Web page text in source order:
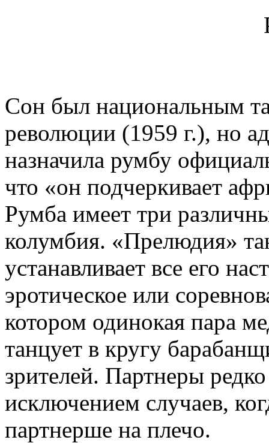
Сон был национальным
революции (1959 г.), но
назначила румбу
что «он подчеркивает
Румба имеет три
колумбия. «Прелюдия»
устанавливает все его
эротическое или
котором одинокая пара
танцует в кругу
зрителей. Партнеры
исключением случаев,
партнерше на плечо.